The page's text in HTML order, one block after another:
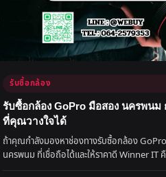
รับซื้อกล้อง
รับซื้อกล้อง GoPro มือสอง นครพนม
ที่คุณวางใจได้
ถ้าคุณกำลังมองหาช่องทางรับซื้อกล้อง
นครพนม ที่เชื่อถือได้และให้ราคาดี Winner
ควรมองข้าม บริก...